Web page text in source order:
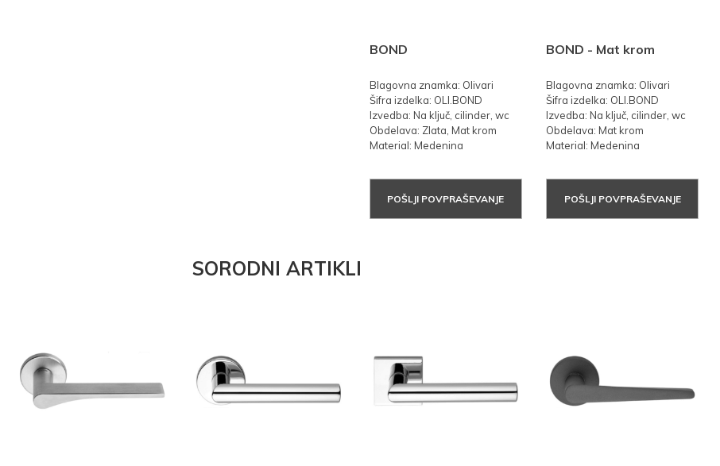
BOND
Blagovna znamka: Olivari
Šifra izdelka: OLI.BOND
Izvedba: Na ključ, cilinder, wc
Obdelava: Zlata, Mat krom
Material: Medenina
POŠLJI POVPRAŠEVANJE
BOND - Mat krom
Blagovna znamka: Olivari
Šifra izdelka: OLI.BOND
Izvedba: Na ključ, cilinder, wc
Obdelava: Mat krom
Material: Medenina
POŠLJI POVPRAŠEVANJE
SORODNI ARTIKLI